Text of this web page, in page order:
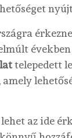
telepedett
lehet az ide